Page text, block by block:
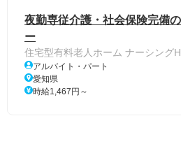
夜勤専従介護・社会保険完備
ー
住宅型有料老人ホーム ナーシング
アルバイト・パート
愛知県
時給1,467円～